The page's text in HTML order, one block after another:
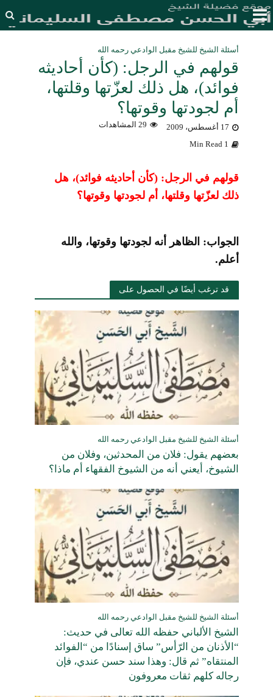
أسئلة الشيخ للشيخ مقبل الوادعي رحمه الله
قولهم في الرجل: (كأن أحاديثه
فوائد)، هل ذلك لعزّتها وقلتها،
أم لجودتها وقوتها؟
17 أغسطس، 2009 29 المشاهدات
1 Min Read
قولهم في الرجل: (كأن أحاديثه فوائد)، هل
ذلك لعزّتها وقلتها، أم لجودتها وقوتها؟
الجواب: الظاهر أنه لجودتها وقوتها، والله
أعلم.
قد ترغب أيضًا في الحصول على
أسئلة الشيخ للشيخ مقبل الوادعي رحمه الله
بعضهم يقول: فلان من المحدثين، وفلان من
الشيوخ، أيعني أنه من الشيوخ الفقهاء أم ماذا؟
أسئلة الشيخ للشيخ مقبل الوادعي رحمه الله
الشيخ الألباني حفظه الله تعالى في حديث:
“الأذنان من الرّأس” ساق إسنادًا من “الفوائد
المنتقاه” ثم قال: وهذا سند حسن عندي، فإن
رجاله كلهم ثقات معروفون